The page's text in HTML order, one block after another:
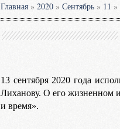
Главная » 2020 » Сентябрь » 11 »
13 сентября 2020 года
Лиханову. О его жизненном
и время».